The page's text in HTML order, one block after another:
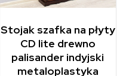
Stojak szafka na płyty
CD lite drewno
palisander indyjski
metaloplastyka